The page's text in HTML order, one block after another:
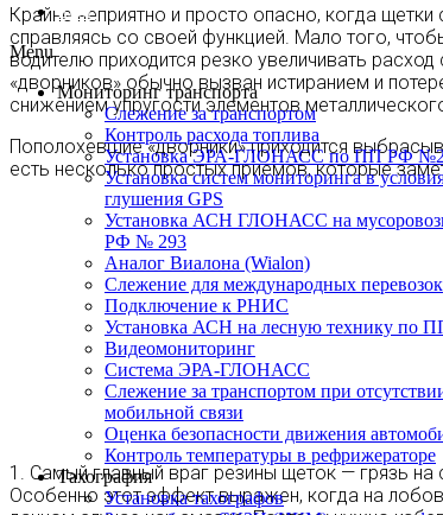
Блог
Menu
Мониторинг транспорта
Слежение за транспортом
Контроль расхода топлива
Установка ЭРА-ГЛОНАСС по ПП РФ
Установка систем мониторинга в
глушения GPS
Установка АСН ГЛОНАСС на
РФ № 293
Аналог Виалона (Wialon)
Слежение для международных перевозок
Подключение к РНИС
Установка АСН на лесную технику по
Видеомониторинг
Система ЭРА-ГЛОНАСС
Слежение за транспортом при
мобильной связи
Оценка безопасности движения
Контроль температуры в рефрижераторе
Тахография
Установка тахографов
Крайне неприятно и просто опасно, когда
справляясь со своей функцией. Мало того,
водителю приходится резко увеличивать
«дворников» обычно вызван истиранием и
снижением упругости элементов
Пополохевшие «дворники» приходится
есть несколько простых приемов, которые
1. Самый главный враг резины щеток — грязь на
Особенно этот эффект выражен, когда на